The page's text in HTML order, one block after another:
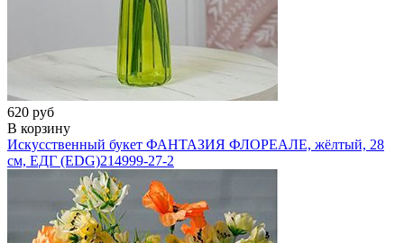
620 руб
В корзину
Искусственный букет ФАНТАЗИЯ ФЛОРЕАЛЕ, жёлтый, 28
см, ЕДГ (EDG)214999-27-2